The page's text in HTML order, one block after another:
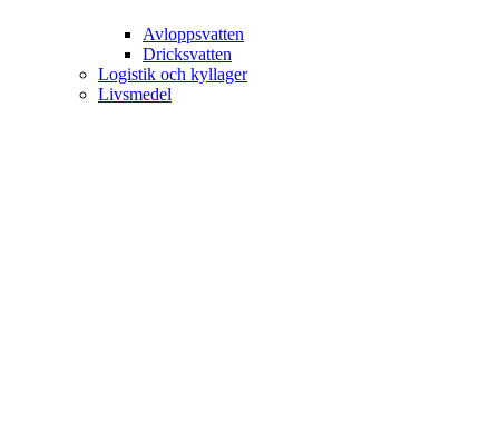
Avloppsvatten
Dricksvatten
Logistik och kyllager
Livsmedel